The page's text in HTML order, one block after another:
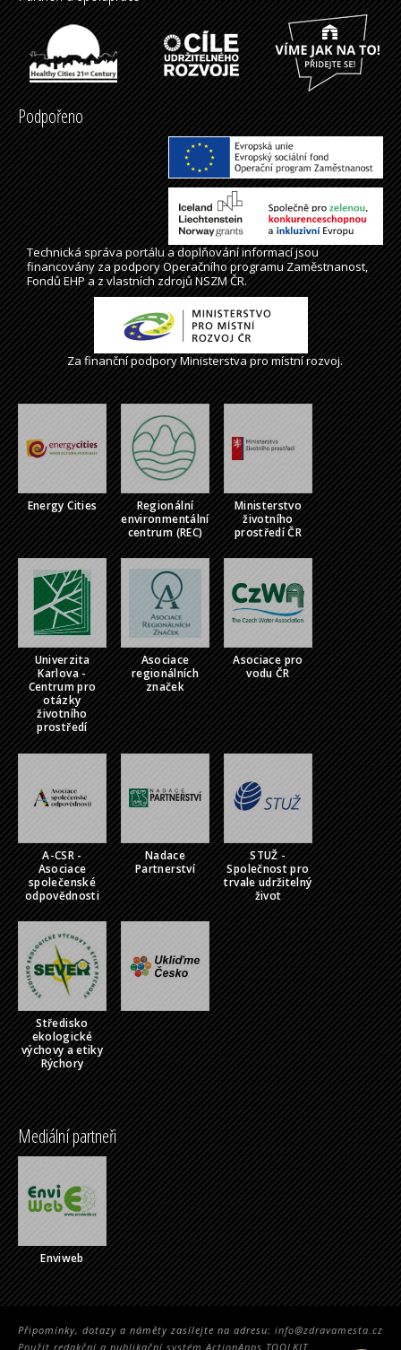
Podpořeno
Technická správaportálua doplňování informací jsou
financovány za podpory Operačního programu Zaměstnanost,
Fondů EHP a z vlastních zdrojů NSZM ČR.
Za finanční podpory Ministerstva pro místní rozvoj.
Energy Cities
Regionální
environmentální
centrum (REC)
Ministerstvo
životního
prostředí ČR
Univerzita
Karlova -
Centrum pro
otázky
životního
prostředí
Asociace
regionálních
značek
Asociace pro
vodu ČR
A-CSR -
Asociace
společenské
odpovědnosti
Nadace
Partnerství
STUŽ -
Společnost pro
trvale udržitelný
život
Středisko
ekologické
výchovy a etiky
Rýchory
Mediální partneři
Enviweb
Připomínky, dotazy a náměty zasílejte na adresu: info@zdravamesta.cz
Použit redakční a publikační systém ActionApps TOOLKIT